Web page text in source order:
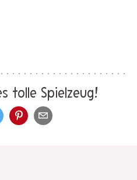
tolle Spielzeug!